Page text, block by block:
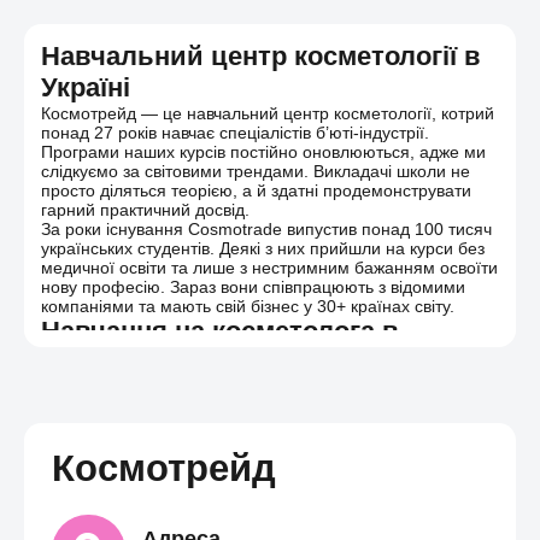
цьому підтвердження! 😎
потребують доопрацювання.
Навчальний центр косметології в
Україні
Космотрейд — це навчальний центр косметології, котрий
понад 27 років навчає спеціалістів б’юті-індустрії.
Програми наших курсів постійно оновлюються, адже ми
слідкуємо за світовими трендами. Викладачі школи не
просто діляться теорією, а й здатні продемонструвати
гарний практичний досвід.
За роки існування Cosmotrade випустив понад 100 тисяч
українських студентів. Деякі з них прийшли на курси без
медичної освіти та лише з нестримним бажанням освоїти
нову професію. Зараз вони співпрацюють з відомими
компаніями та мають свій бізнес у 30+ країнах світу.
Навчання на косметолога в
Базовий курс. Обирайте його, якщо ви лише плануєте
увійти в індустрію б’юті та хочете отримати гарні
будови шкіри, правил догляду, особливостей
Космотрейд